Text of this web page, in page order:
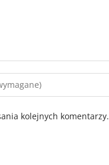
kolejnych komentarzy.